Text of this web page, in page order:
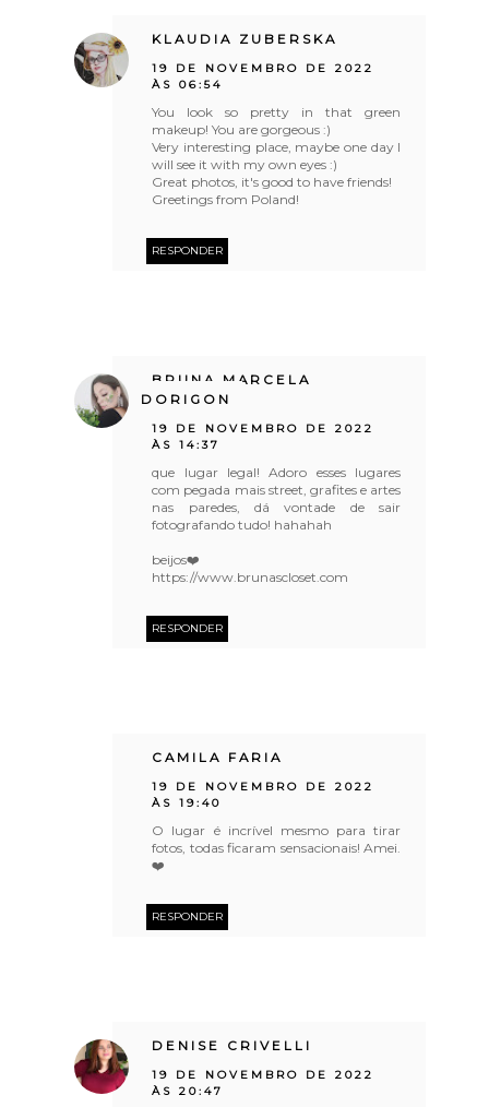
KLAUDIA ZUBERSKA
19 DE NOVEMBRO DE 2022
ÀS 06:54
You look so pretty in that green
makeup! You are gorgeous :)
Very interesting place, maybe one day I
will see it with my own eyes :)
Great photos, it's good to have friends!
Greetings from Poland!
RESPONDER
BRUNA MARCELA
DORIGON
19 DE NOVEMBRO DE 2022
ÀS 14:37
que lugar legal! Adoro esses lugares
com pegada mais street, grafites e artes
nas paredes, dá vontade de sair
fotografando tudo! hahahah
beijos❤️
https://www.brunascloset.com
RESPONDER
CAMILA FARIA
19 DE NOVEMBRO DE 2022
ÀS 19:40
O lugar é incrível mesmo para tirar
fotos, todas ficaram sensacionais! Amei.
❤️
RESPONDER
DENISE CRIVELLI
19 DE NOVEMBRO DE 2022
ÀS 20:47